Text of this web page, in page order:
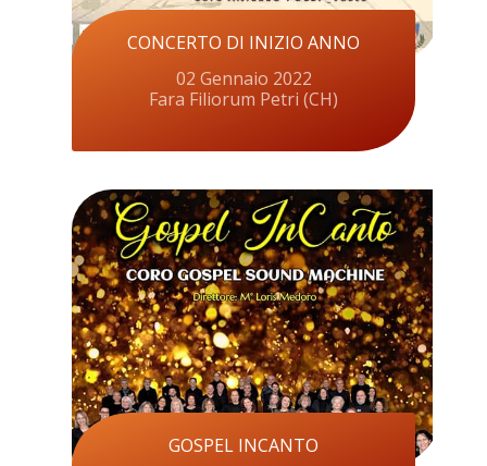
CONCERTO DI INIZIO ANNO
02 Gennaio 2022
Fara Filiorum Petri (CH)
GOSPEL INCANTO